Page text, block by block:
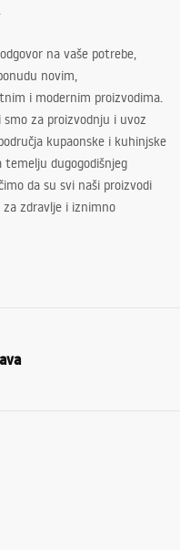
na vaše potrebe,
novim,
i modernim proizvodima.
smo za proizvodnju i uvoz
kupaonske i kuhinjske
temelju dugogodišnjeg
da su svi naši proizvodi
za zdravlje i iznimno